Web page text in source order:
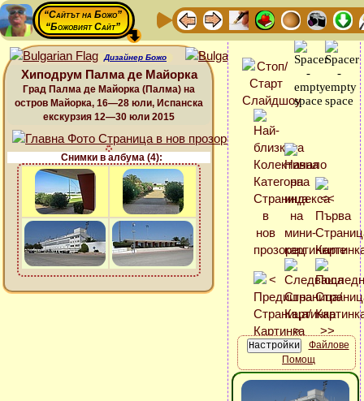
“Сайтът на Божо”
“Божовият Сайт”
Дизайнер Божо
Хиподрум Палма де Майорка
Град Палма де Майорка (Палма) на
остров Майорка, 16—28 юли, Испанска
екскурзия 12—30 юли 2015
Снимки в албума (4):
Файлове
Помощ